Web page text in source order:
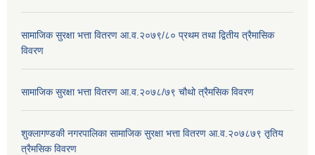
सामाजिक सुरक्षा भत्ता वितरण आ.व.२०७९/८० प्रथम तथा द्वितीय त्रैमासिक
विवरण
सामाजिक सुरक्षा भत्ता वितरण आ.व.२०७८/७९ चौथो त्रैमसिक विवरण
शुक्लागण्डकी नगरपालिका सामाजिक सुरक्षा भत्ता वितरण आ.व.२०७८७९ तृतिय
त्रैमसिक विवरण